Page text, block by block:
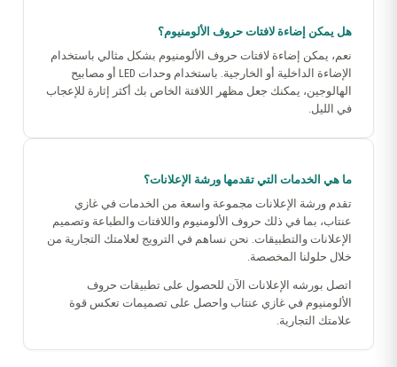
هل يمكن إضاءة لافتات حروف الألومنيوم؟
نعم، يمكن إضاءة لافتات حروف الألومنيوم بشكل مثالي باستخدام
الإضاءة الداخلية أو الخارجية. باستخدام وحدات LED أو مصابيح
الهالوجين، يمكنك جعل مظهر اللافتة الخاص بك أكثر إثارة للإعجاب
في الليل.
ما هي الخدمات التي تقدمها ورشة الإعلانات؟
تقدم ورشة الإعلانات مجموعة واسعة من الخدمات في غازي
عنتاب، بما في ذلك حروف الألومنيوم واللافتات والطباعة وتصميم
الإعلانات والتطبيقات. نحن نساهم في الترويج لعلامتك التجارية من
خلال حلولنا المخصصة.
اتصل بورشه الإعلانات الآن للحصول على تطبيقات حروف
الألومنيوم في غازي عنتاب واحصل على تصميمات تعكس قوة
علامتك التجارية.